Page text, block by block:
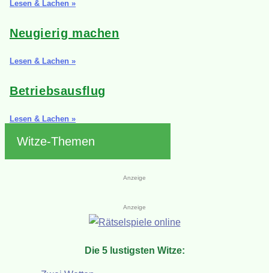
Lesen & Lachen »
Neugierig machen
Lesen & Lachen »
Betriebsausflug
Lesen & Lachen »
Witze-Themen
Anzeige
Anzeige
Die 5 lustigsten Witze: